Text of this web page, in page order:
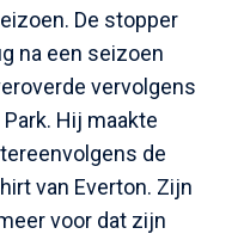
De stopper
na een seizoen
vervolgens
Hij maakte
de
van Everton. Zijn
voor dat zijn